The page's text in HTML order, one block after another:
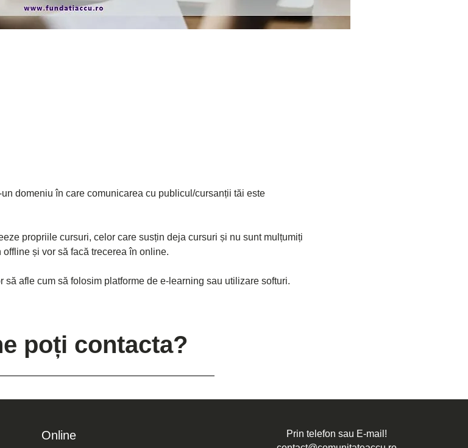
domeniu în care comunicarea cu publicul/cursanții tăi este
propriile cursuri, celor care susțin deja cursuri și nu sunt mulțumiți
și vor să facă trecerea în online.
afle cum să folosim platforme de e-learning sau utilizare softuri.
poți contacta?
Online
Prin telefon sau E-mail!